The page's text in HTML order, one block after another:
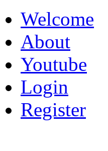
Welcome
About
Youtube
Login
Register